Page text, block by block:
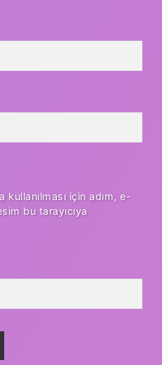
için adım, e-
bu tarayıcıya